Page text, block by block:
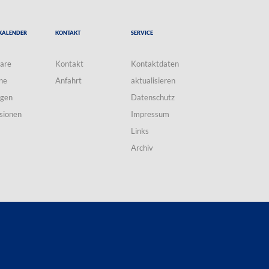
Kontakt
Kontakt
Anfahrt
Service
Kontaktdaten
aktualisieren
Datenschutz
Impressum
Links
Archiv